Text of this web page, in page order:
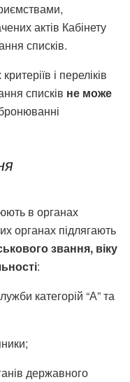
актів Кабінету
списків.
і переліків
списків не може
в органах
органах підлягають
звання, віку
:
категорій “А” та
державного